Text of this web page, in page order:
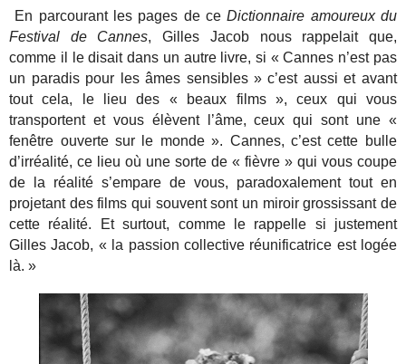
En parcourant les pages de ceDictionnaire amoureux du
Festival de Cannes, Gilles Jacob nous rappelait que,
comme il le disait dans un autre livre, si « Cannes n’est pas
un paradis pour les âmes sensibles » c’est aussi et avant
tout cela, le lieu des « beaux films », ceux qui vous
transportent et vous élèvent l’âme, ceux qui sont une «
fenêtre ouverte sur le monde ». Cannes, c’est cette bulle
d’irréalité, ce lieu où une sorte de « fièvre » qui vous coupe
de la réalité s’empare de vous, paradoxalement tout en
projetant des films qui souvent sont un miroir grossissant de
cette réalité. Et surtout, comme le rappelle si justement
Gilles Jacob, « la passion collective réunificatrice est logée
là. »